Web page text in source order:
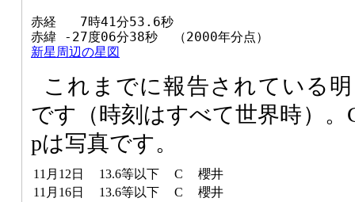
赤経   7時41分53.6秒
新星周辺の星図
これまでに報告されている
です（時刻はすべて世界時）。
pは写真です。
11月12日 13.6等以下 C
櫻井
11月16日
13.6等以下 C
櫻井